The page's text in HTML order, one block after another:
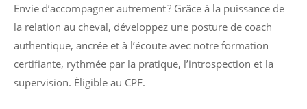
Envie d’accompagner autrement ? Grâce à la puissance de
la relation au cheval, développez une posture de coach
authentique, ancrée et à l’écoute avec notre formation
certifiante, rythmée par la pratique, l’introspection et la
supervision. Éligible au CPF.